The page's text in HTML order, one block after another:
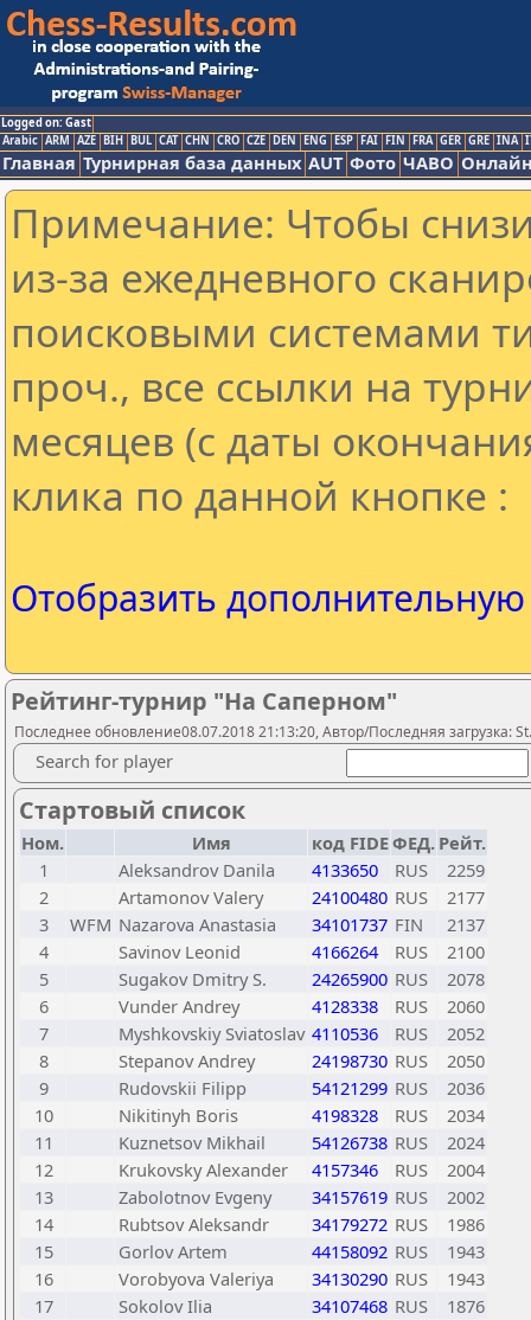
Logged on: Gast
Arabic ARM AZE BIH BUL CAT CHN CRO CZE DEN ENG ESP FAI FIN FRA GER GRE INA
Главная Турнирная база данных AUT Фото ЧАВО
Примечание: Чтобы
из-за ежедневного
поисковыми системами
проч., все ссылки на
месяцев (с даты
клика по данной кнопке :
Отобразить
Рейтинг-турнир "На Саперном"
Последнее обновление08.07.2018 21:13:20, Автор/Последняя загрузка:
Search for player
Стартовый список
Ном. Имя код FIDEФЕД. Рейт.
1
Aleksandrov Danila 4133650 RUS
2259
2
Artamonov Valery 24100480 RUS
2177
3
WFM Nazarova Anastasia 34101737 FIN
2137
4
Savinov Leonid 4166264 RUS
2100
5
Sugakov Dmitry S. 24265900 RUS
2078
6
Vunder Andrey 4128338 RUS
2060
7
Myshkovskiy Sviatoslav 4110536 RUS
2052
8
Stepanov Andrey 24198730 RUS
2050
9
Rudovskii Filipp 54121299 RUS
2036
10
Nikitinyh Boris 4198328 RUS
2034
11
Kuznetsov Mikhail 54126738 RUS
2024
12
Krukovsky Alexander 4157346 RUS
2004
13
Zabolotnov Evgeny 34157619 RUS
2002
14
Rubtsov Aleksandr 34179272 RUS
1986
15
Gorlov Artem 44158092 RUS
1943
16
Vorobyova Valeriya 34130290 RUS
1943
17
Sokolov Ilia 34107468 RUS
1876